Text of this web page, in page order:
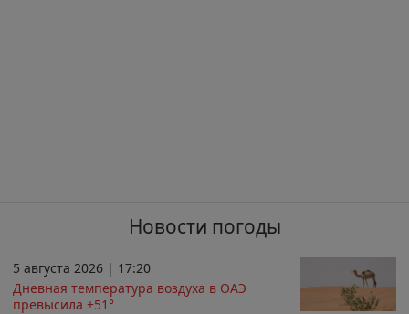
Новости погоды
5 августа 2026 | 17:20
Дневная температура воздуха в ОАЭ
превысила +51°